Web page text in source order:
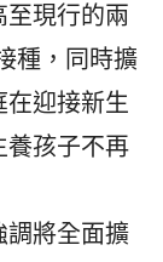
至現行的兩
種，同時擴
在迎接新生
養孩子不再
將全面擴